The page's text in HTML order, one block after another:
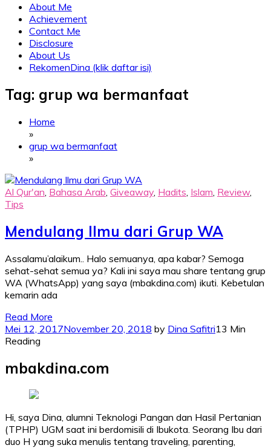
About Me
Achievement
Contact Me
Disclosure
About Us
RekomenDina (klik daftar isi)
Tag: grup wa bermanfaat
Home
»
grup wa bermanfaat
»
Al Qur'an, Bahasa Arab, Giveaway, Hadits, Islam, Review,
Tips
Mendulang Ilmu dari Grup WA
Assalamu’alaikum.. Halo semuanya, apa kabar? Semoga
sehat-sehat semua ya? Kali ini saya mau share tentang grup
WA (WhatsApp) yang saya (mbakdina.com) ikuti. Kebetulan
kemarin ada
Read More
Mei 12, 2017November 20, 2018 by Dina Safitri13 Min
Reading
mbakdina.com
Hi, saya Dina, alumni Teknologi Pangan dan Hasil Pertanian
(TPHP) UGM saat ini berdomisili di Ibukota. Seorang Ibu dari
duo H yang suka menulis tentang traveling, parenting,